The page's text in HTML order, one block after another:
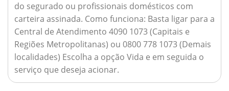
do segurado ou profissionais domésticos com
carteira assinada. Como funciona: Basta ligar para a
Central de Atendimento 4090 1073 (Capitais e
Regiões Metropolitanas) ou 0800 778 1073 (Demais
localidades) Escolha a opção Vida e em seguida o
serviço que deseja acionar.